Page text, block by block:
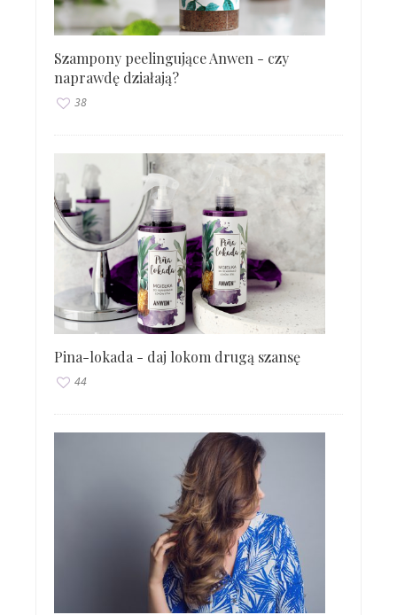
Szampony peelingujące Anwen - czy
naprawdę działają?
38
Pina-lokada - daj lokom drugą szansę
44